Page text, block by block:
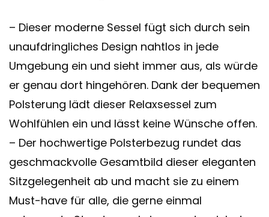
– Dieser moderne Sessel fügt sich durch sein
unaufdringliches Design nahtlos in jede
Umgebung ein und sieht immer aus, als würde
er genau dort hingehören. Dank der bequemen
Polsterung lädt dieser Relaxsessel zum
Wohlfühlen ein und lässt keine Wünsche offen.
– Der hochwertige Polsterbezug rundet das
geschmackvolle Gesamtbild dieser eleganten
Sitzgelegenheit ab und macht sie zu einem
Must-have für alle, die gerne einmal